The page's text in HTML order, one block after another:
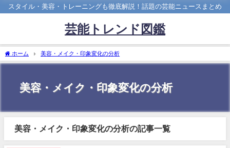
スタイル・美容・トレーニングも徹底解説！話題の芸能ニュースまとめ
芸能トレンド図鑑
ホーム 美容・メイク・印象変化の分析
美容・メイク・印象変化の分析
美容・メイク・印象変化の分析の記事一覧